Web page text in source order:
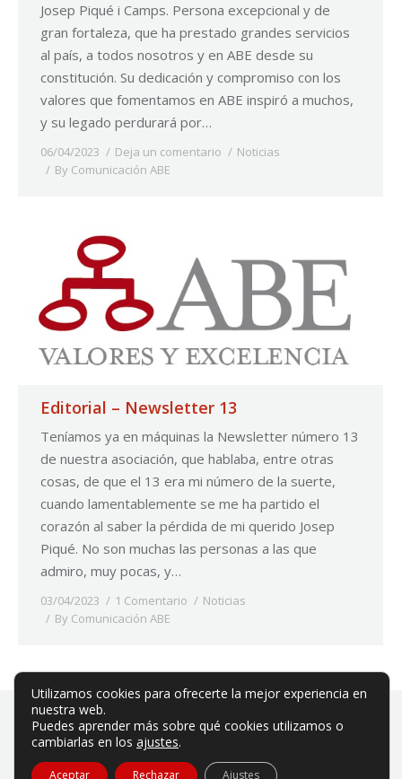
Josep Piqué i Camps. Persona excepcional y de
gran fortaleza, que ha prestado grandes servicios
al país, a todos nosotros y en ABE desde su
constitución. Su dedicación y compromiso con los
valores que fomentamos en ABE inspiró a muchos,
y su legado perdurará por…
06/04/2023 Deja un comentario
Noticias
By Comunicación ABE
Editorial – Newsletter 13
Teníamos ya en máquinas la Newsletter número 13
de nuestra asociación, que hablaba, entre otras
cosas, de que el 13 era mi número de la suerte,
cuando lamentablemente se me ha partido el
corazón al saber la pérdida de mi querido Josep
Piqué. No son muchas las personas a las que
admiro, muy pocas, y…
03/04/2023 1 Comentario
Noticias
By Comunicación ABE
ABE es una asociación privada sin ánimo de lucro.
Utilizamos cookies para ofrecerte la mejor experiencia en
nuestra web.
Puedes aprender más sobre qué cookies utilizamos o
cambiarlas en los ajustes.
Aceptar Rechazar Ajustes